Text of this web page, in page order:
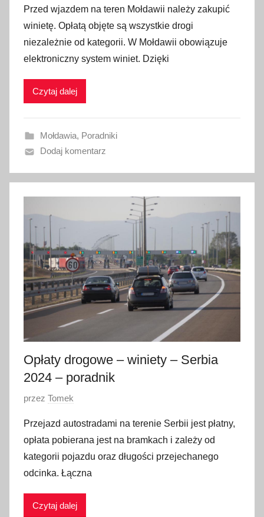
u
b
l
i
w
n
o
3
m
a
c
a
2
0
2
4
Przed wjazdem na teren Mołdawii należy zakupić
winietę. Opłatą objęte są wszystkie drogi
niezależnie od kategorii. W Mołdawii obowiązuje
elektroniczny system winiet. Dzięki
Czytaj dalej
Mołdawia, Poradniki
Dodaj komentarz
Opłaty drogowe – winiety – Serbia
2024 – poradnik
O
u
b
l
i
przez Tomek
Przejazd autostradami na terenie Serbii jest płatny,
opłata pobierana jest na bramkach i zależy od
kategorii pojazdu oraz długości przejechanego
odcinka. Łączna
Czytaj dalej